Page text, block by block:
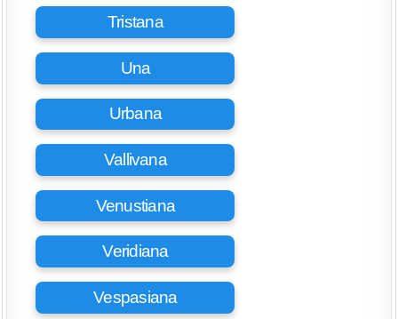
Tristana
Una
Urbana
Vallivana
Venustiana
Veridiana
Vespasiana